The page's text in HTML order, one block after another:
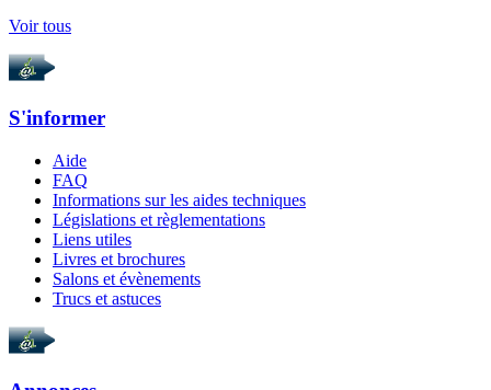
Voir tous
S'informer
Aide
FAQ
Informations sur les aides techniques
Législations et règlementations
Liens utiles
Livres et brochures
Salons et évènements
Trucs et astuces